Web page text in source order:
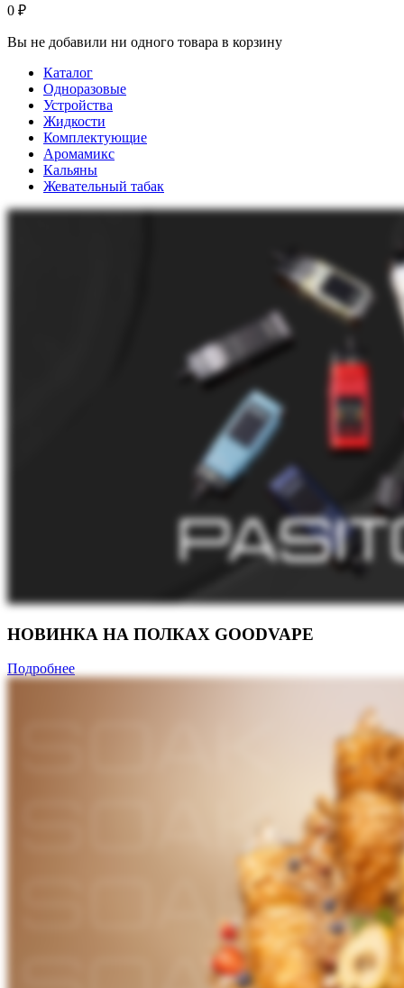
0 ₽
Вы не добавили ни одного товара в корзину
Каталог
Одноразовые
Устройства
Жидкости
Комплектующие
Аромамикс
Кальяны
Жевательный табак
НОВИНКА НА ПОЛКАХ GOODVAPE
Подробнее